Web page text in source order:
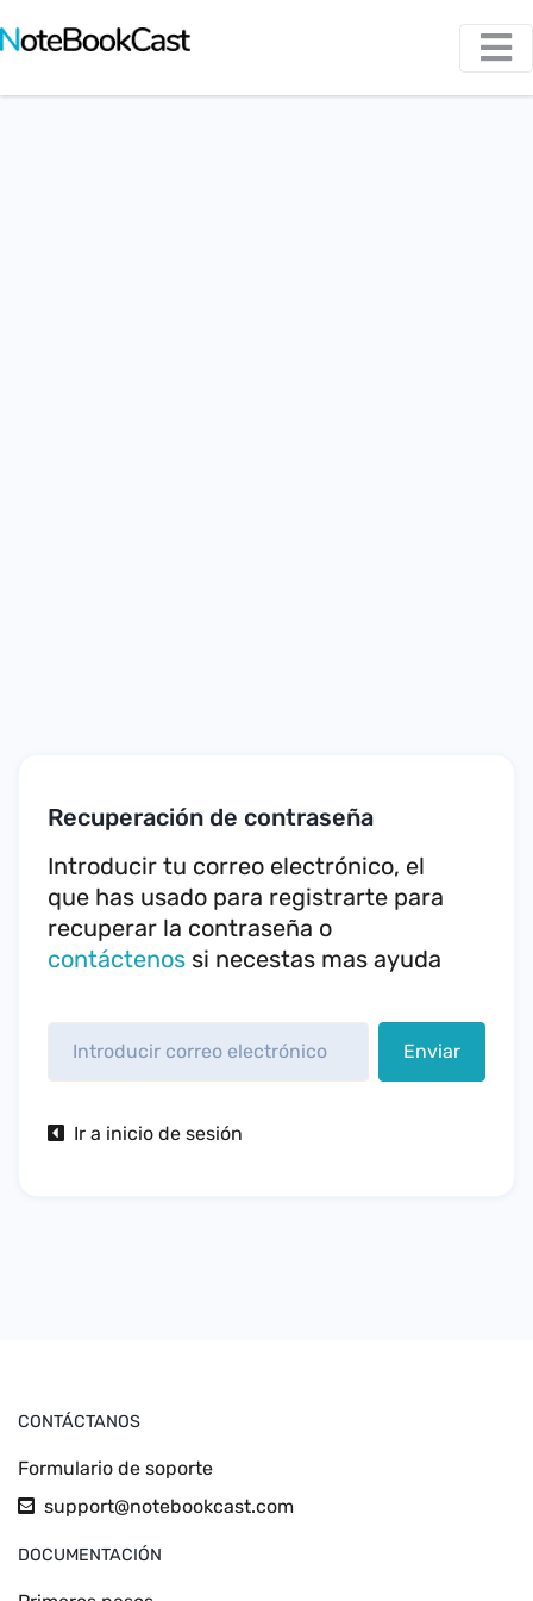
Recuperación de contraseña
Introducir tu correo electrónico, el
que has usado para registrarte para
recuperar la contraseña o
contáctenos si necestas mas ayuda
Enviar
Ir a inicio de sesión
CONTÁCTANOS
Formulario de soporte
support@notebookcast.com
DOCUMENTACIÓN